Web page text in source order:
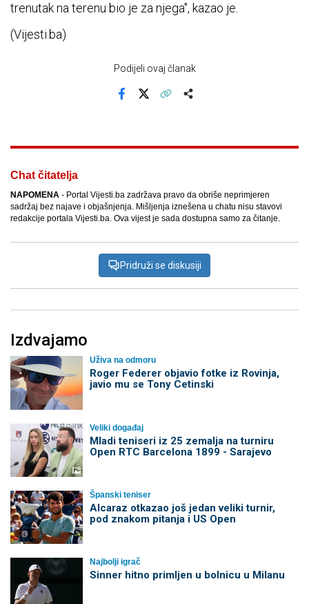
trenutak na terenu bio je za njega", kazao je.
(Vijesti.ba)
Podijeli ovaj članak
Chat čitatelja
NAPOMENA - Portal Vijesti.ba zadržava pravo da obriše neprimjeren
sadržaj bez najave i objašnjenja. Mišljenja iznešena u chatu nisu stavovi
redakcije portala Vijesti.ba. Ova vijest je sada dostupna samo za čitanje.
Pridruži se diskusiji
Izdvajamo
Uživa na odmoru
Roger Federer objavio fotke iz Rovinja,
javio mu se Tony Cetinski
Veliki događaj
Mladi teniseri iz 25 zemalja na turniru
Open RTC Barcelona 1899 - Sarajevo
Španski teniser
Alcaraz otkazao još jedan veliki turnir,
pod znakom pitanja i US Open
Najbolji igrač
Sinner hitno primljen u bolnicu u Milanu